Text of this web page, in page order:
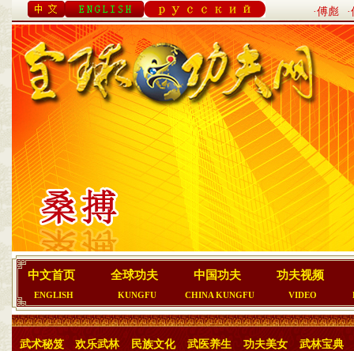
·傅彪
中文首页
ENGLISH
全球功夫
KUNGFU
中国功夫
CHINA KUNGFU
功夫视频
VIDEO
武术秘笈 欢乐武林 民族文化 武医养生 功夫美女 武林宝典